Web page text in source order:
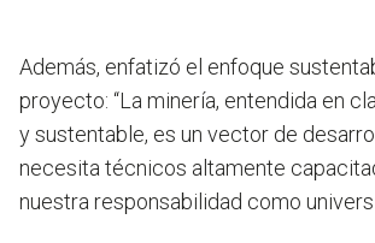
Además, enfatizó el enfoque
proyecto: “La minería, entendida en
y sustentable, es un vector de
necesita técnicos altamente
nuestra responsabilidad como